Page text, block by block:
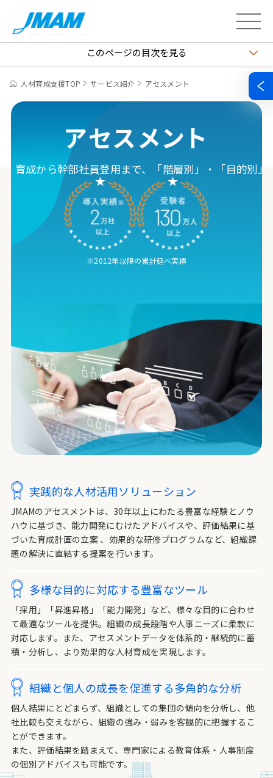
人材育成支援TOP サービス紹介 アセスメント
※2012年以降の累計延べ実績
アセスメント
、育成から幹部社員登用まで、「階層別」・「目的別」
実践的な人材活用ソリューション
JMAMのアセスメントは、30年以上にわたる豊富な経験とノウ
ハウに基づき、能力開発にむけたアドバイスや、評価結果に基
づいた育成計画の立案 、効果的な研修プログラムなど、組織課
題の解決に直結する提案を行います。
多様な目的に対応する豊富なツール
「採用」「昇進昇格」「能力開発」など、様々な目的に合わせ
て最適なツールを提供。組織の成長段階や人事ニーズに柔軟に
対応します。また、アセスメントデータを体系的・継続的に蓄
積・分析し、より効果的な人材育成を実現します。
組織と個人の成長を促進する多角的な分析
個人結果にとどまらず、組織としての集団の傾向を分析し、他
社比較も交えながら、組織の強み・弱みを客観的に把握するこ
とができます。
また、評価結果を踏まえて、専門家による教育体系・人事制度
の個別アドバイスも可能です。
このページの目次を見る